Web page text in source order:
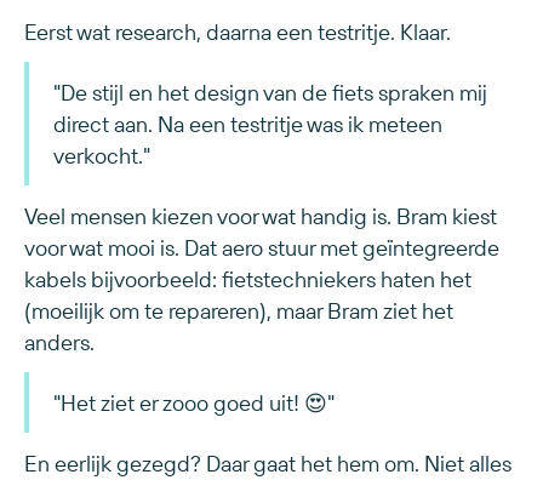
Eerst wat research, daarna een testritje. Klaar.
"De stijl en het design van de fiets spraken mij
direct aan. Na een testritje was ik meteen
verkocht."
Veel mensen kiezen voor wat handig is. Bram kiest
voor wat mooi is. Dat aero stuur met geïntegreerde
kabels bijvoorbeeld: fietstechniekers haten het
(moeilijk om te repareren), maar Bram ziet het
anders.
"Het ziet er zooo goed uit! 😍"
En eerlijk gezegd? Daar gaat het hem om. Niet alles